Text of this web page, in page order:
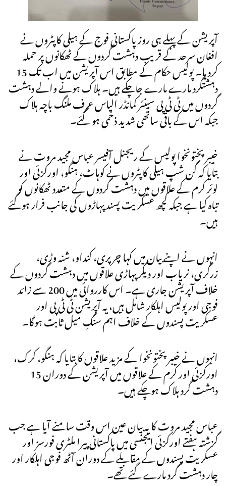
آپریشن کے پہلے ہی روز پاکستانی فوج کے ہیلی کاپٹروں نے
افغان سرحد کے قریب دہشت گردوں کے ٹھکانوں پر حملہ
کردیا۔ پولیس حکام کے مطابق اس آپریشن میں اب تک 15
دہشتگرد مارے مارے جاچکے ہیں۔ ہلاک ہونے والے دہشت
گردوں میں ٹی ٹی پی سینئر کمانڈر الیاس عرف ملنگ باچہ ہلاک
جبکہ اس کے باقی ساتھی شدید ذخمی ہو گئے۔
خیبر پختونخوا پولیس کے ریجنل آفیسر عباس مجید مروت نے
بتایا کہ گن شپ ہیلی کاپٹروں نے کوہاٹ، ہنگو، اورکزئی اور
لوئر کرم کے علاقوں میں دہشت گردوں کے متعدد ٹھکانوں کو
تباہ کیا ہے جبکہ کچھ عسکریت پسند پہاڑوں کی جانب فرار ہوگئے
ہیں۔
انہوں نے اپنے بیان میں کہا چرپری، کنداو، شنہ وڑی،
زرگری، نریاب اور دیگر پہاڑی علاقوں میں دہشت گردوں کے
خلاف آپریشن جاری ہے۔ اس کارروائی میں 200 سے زائد
فوجی اور پولیس اہلکار شامل ہیں، یہ آپریشن ٹی ٹی پی اور
عسکریت پسندوں کے خلاف اہم سنگِ میل ثابت ہوگا۔
انہوں نے خیبر پختونخوا کے مزید علاقوں کا بتایا کہ ہنگو، کرک،
اورکزئی اور کرم کے علاقوں میں آپریشن کے دوران 15
دہشت گرد ہلاک ہوچکے ہیں۔
عباس مجید مروت کا یہ بیان عین اس وقت سامنے آیا ہے جب
گزشتہ ہفتے اورکزئی ایجنسی میں پاکستانی پیرا ملٹری فورسز اور
عسکریت پسندوں کے مقابلے کے دوران آٹھ فوجی اہلکار اور
چار دہشت گرد مارے گئے تھے۔